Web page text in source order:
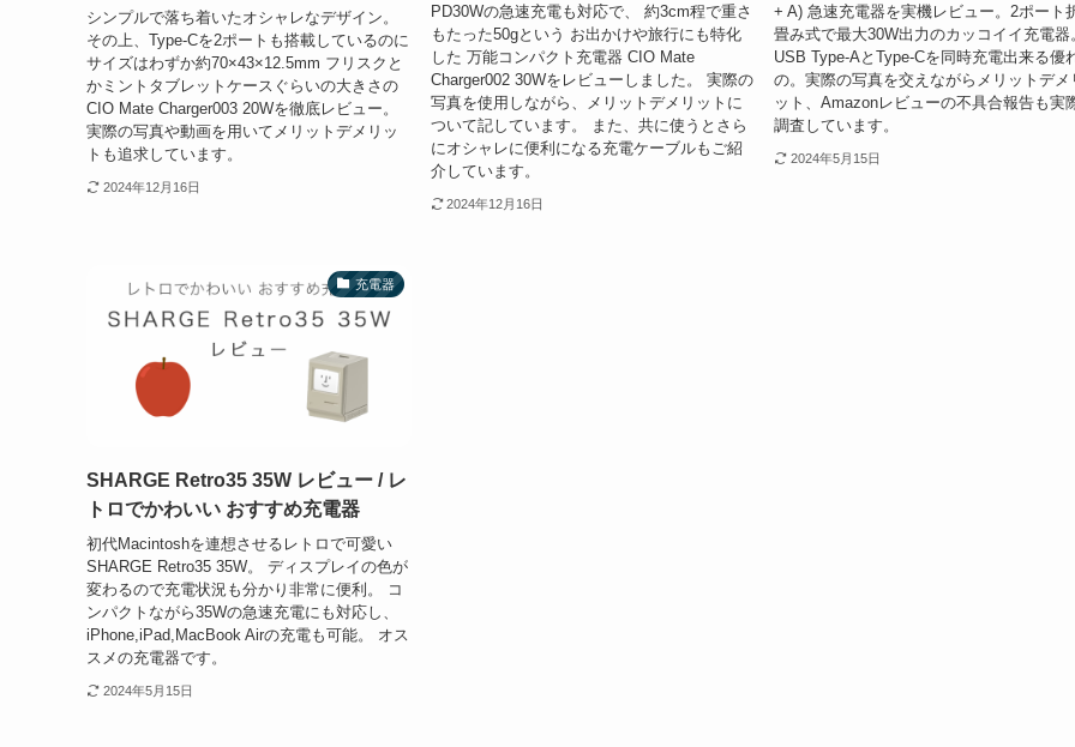
シンプルで落ち着いたオシャレなデザイン。
その上、Type-Cを2ポートも搭載しているのに
サイズはわずか約70×43×12.5mm フリスクと
かミントタブレットケースぐらいの大きさの
CIO Mate Charger003 20Wを徹底レビュー。
実際の写真や動画を用いてメリットデメリッ
トも追求しています。
2024年12月16日
PD30Wの急速充電も対応で、 約3cm程で重さ
もたった50gという お出かけや旅行にも特化
した 万能コンパクト充電器 CIO Mate
Charger002 30Wをレビューしました。 実際の
写真を使用しながら、メリットデメリットに
ついて記しています。 また、共に使うとさら
にオシャレに便利になる充電ケーブルもご紹
介しています。
2024年12月16日
+ A) 急速充電器を実機レビュー。2ポート
畳み式で最大30W出力のカッコイイ充電器
USB Type-AとType-Cを同時充電出来る優
の。実際の写真を交えながらメリットデメ
ット、Amazonレビューの不具合報告も実
調査しています。
2024年5月15日
充電器
SHARGE Retro35 35W レビュー / レ
トロでかわいい おすすめ充電器
初代Macintoshを連想させるレトロで可愛い
SHARGE Retro35 35W。 ディスプレイの色が
変わるので充電状況も分かり非常に便利。 コ
ンパクトながら35Wの急速充電にも対応し、
iPhone,iPad,MacBook Airの充電も可能。 オス
スメの充電器です。
2024年5月15日